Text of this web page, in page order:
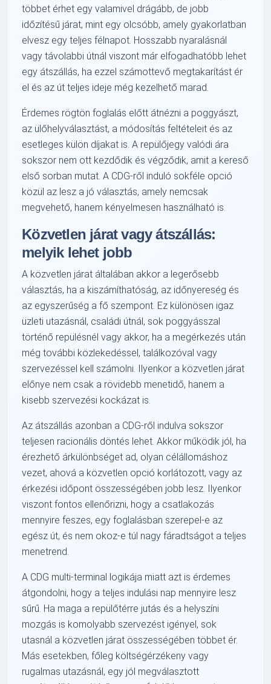
többet érhet egy valamivel drágább, de jobb
időzítésű járat, mint egy olcsóbb, amely gyakorlatban
elvesz egy teljes félnapot. Hosszabb nyaralásnál
vagy távolabbi útnál viszont már elfogadhatóbb lehet
egy átszállás, ha ezzel számottevő megtakarítást ér
el és az út teljes ideje még kezelhető marad.
Érdemes rögtön foglalás előtt átnézni a poggyászt,
az ülőhelyválasztást, a módosítás feltételeit és az
esetleges külön díjakat is. A repülőjegy valódi ára
sokszor nem ott kezdődik és végződik, amit a kereső
első sorban mutat. A CDG-ről induló sokféle opció
közül az lesz a jó választás, amely nemcsak
megvehető, hanem kényelmesen használható is.
Közvetlen járat vagy átszállás:
melyik lehet jobb
A közvetlen járat általában akkor a legerősebb
választás, ha a kiszámíthatóság, az időnyereség és
az egyszerűség a fő szempont. Ez különösen igaz
üzleti utazásnál, családi útnál, sok poggyásszal
történő repülésnél vagy akkor, ha a megérkezés után
még további közlekedéssel, találkozóval vagy
szervezéssel kell számolni. Ilyenkor a közvetlen járat
előnye nem csak a rövidebb menetidő, hanem a
kisebb szervezési kockázat is.
Az átszállás azonban a CDG-ről indulva sokszor
teljesen racionális döntés lehet. Akkor működik jól, ha
érezhető árkülönbséget ad, olyan célállomáshoz
vezet, ahová a közvetlen opció korlátozott, vagy az
érkezési időpont összességében jobb lesz. Ilyenkor
viszont fontos ellenőrizni, hogy a csatlakozás
mennyire feszes, egy foglalásban szerepel-e az
egész út, és nem okoz-e túl nagy fáradtságot a teljes
menetrend.
A CDG multi-terminal logikája miatt azt is érdemes
átgondolni, hogy a teljes indulási nap mennyire lesz
sűrű. Ha maga a repülőtérre jutás és a helyszíni
mozgás is komolyabb szervezést igényel, sok
utasnál a közvetlen járat összességében többet ér.
Más esetekben, főleg költségérzékeny vagy
rugalmas utazásnál, egy jól megválasztott